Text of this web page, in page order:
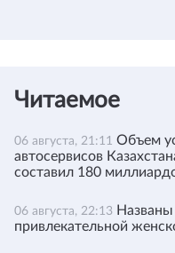
Читаемое
06 августа, 21:11 Объем
автосервисов
составил 180
06 августа, 22:13
привлекательной